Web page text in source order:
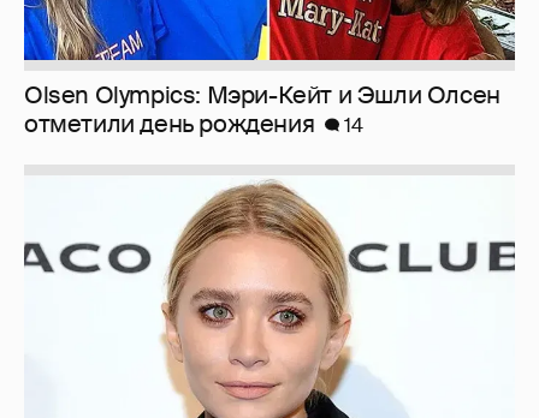
Olsen Olympics: Мэри-Кейт и Эшли Олсен
отметили день рождения
14